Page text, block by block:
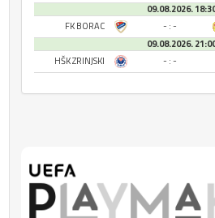
09.08.2026.
FK BORAC
- : -
09.08.2026.
HŠK ZRINJSKI
- : -